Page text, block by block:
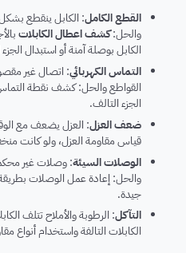
القطع الكامل: الكابل ينقطع
والحل:كشف اعطال الكابلات
الكابل بوصلة آمنة أو استبدال
التماس الكهربائي: اتصال غير
القواطع والحل: كشف نقطة
الجزء التالف.
ضعف العزل: العزل يضعف مع
قياس مقاومة العزل، ولو كانت
الوصلات السيئة: وصلات غير
والحل: إعادة عمل الوصلات
جيدة.
التآكل: الرطوبة والأملاح تتلف
الكابلات التالفة واستخدام أنواع